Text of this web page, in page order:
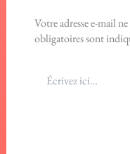
Votre adresse e-mail
obligatoires sont
ici…